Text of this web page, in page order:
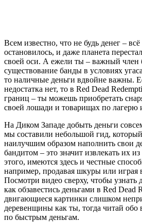
Всем известно, что не будь денег –
остановилось, и даже планета
своей оси. А ежели ты – важный член
существование банды в условиях
то наличные деньги вдвойне важны.
недостатка нет, то в Red Dead
границ – ты можешь приобретать
своей лошади и товарищах по лагерю
На Диком Западе добыть деньги
мы составили небольшой гид,
наилучшим образом наполнить свои
бандитом – это значит извлекать их
этого, имеются здесь и честные
например, продавая шкуры или играя
Посмотри видео сверху, чтобы узнать
как обзавестись деньгами в Red Dead
двигающиеся картинки слишком
деревенщины как ты, тогда читай обо
по быстрым деньгам.